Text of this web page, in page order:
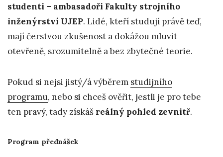
studenti – ambasadoři Fakulty strojního
inženýrství UJEP. Lidé, kteří studují právě teď,
mají čerstvou zkušenost a dokážou mluvit
otevřeně, srozumitelně a bez zbytečné teorie.
Pokud si nejsi jistý/á výběrem studijního
programu, nebo si chceš ověřit, jestli je pro tebe
ten pravý, tady získáš reálný pohled zevnitř.
Program přednášek